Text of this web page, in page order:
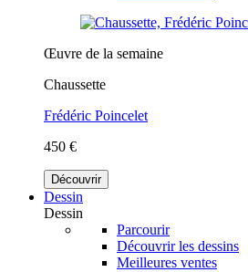
Œuvre de la semaine
Chaussette
Frédéric Poincelet
450 €
Découvrir
Dessin
Dessin
Parcourir
Découvrir les dessins
Meilleures ventes